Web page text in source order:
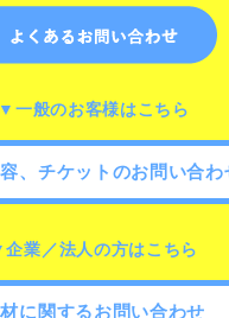
▼一般のお客様はこちら
、チケットのお問い合わ
業／法人の方はこちら
に関するお問い合わせ